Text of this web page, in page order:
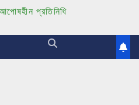
আপোষহীন প্রতিনিধি